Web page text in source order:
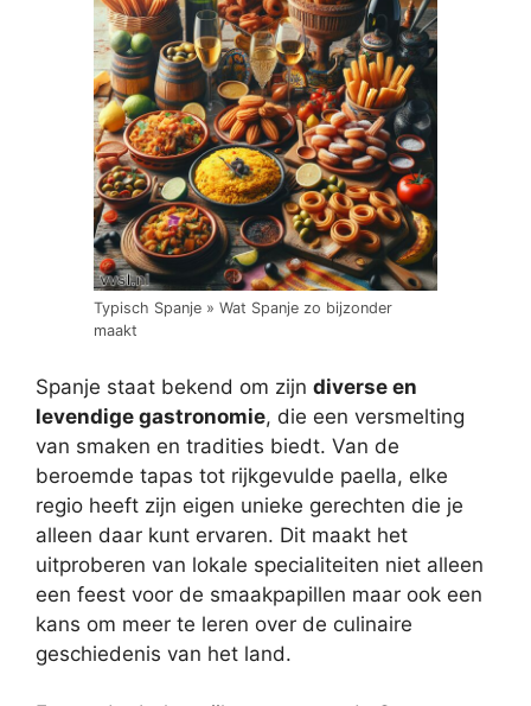
Typisch Spanje » Wat Spanje zo bijzonder
maakt
Spanje staat bekend om zijn diverse en
levendige gastronomie, die een versmelting
van smaken en tradities biedt. Van de
beroemde tapas tot rijkgevulde paella, elke
regio heeft zijn eigen unieke gerechten die je
alleen daar kunt ervaren. Dit maakt het
uitproberen van lokale specialiteiten niet alleen
een feest voor de smaakpapillen maar ook een
kans om meer te leren over de culinaire
geschiedenis van het land.